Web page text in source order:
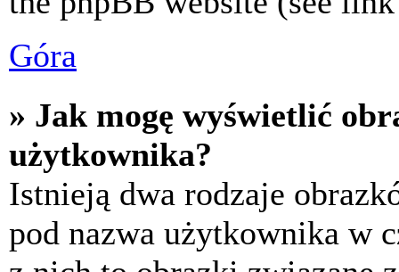
Góra
» Jak mogę wyświetlić
użytkownika?
Istnieją dwa rodzaje
pod nazwa użytkownika w